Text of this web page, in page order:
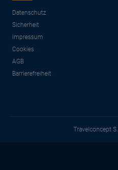
Datenschutz
Sicherheit
Impressum
Cookies
AGB
Barrierefreiheit
Travelconcept